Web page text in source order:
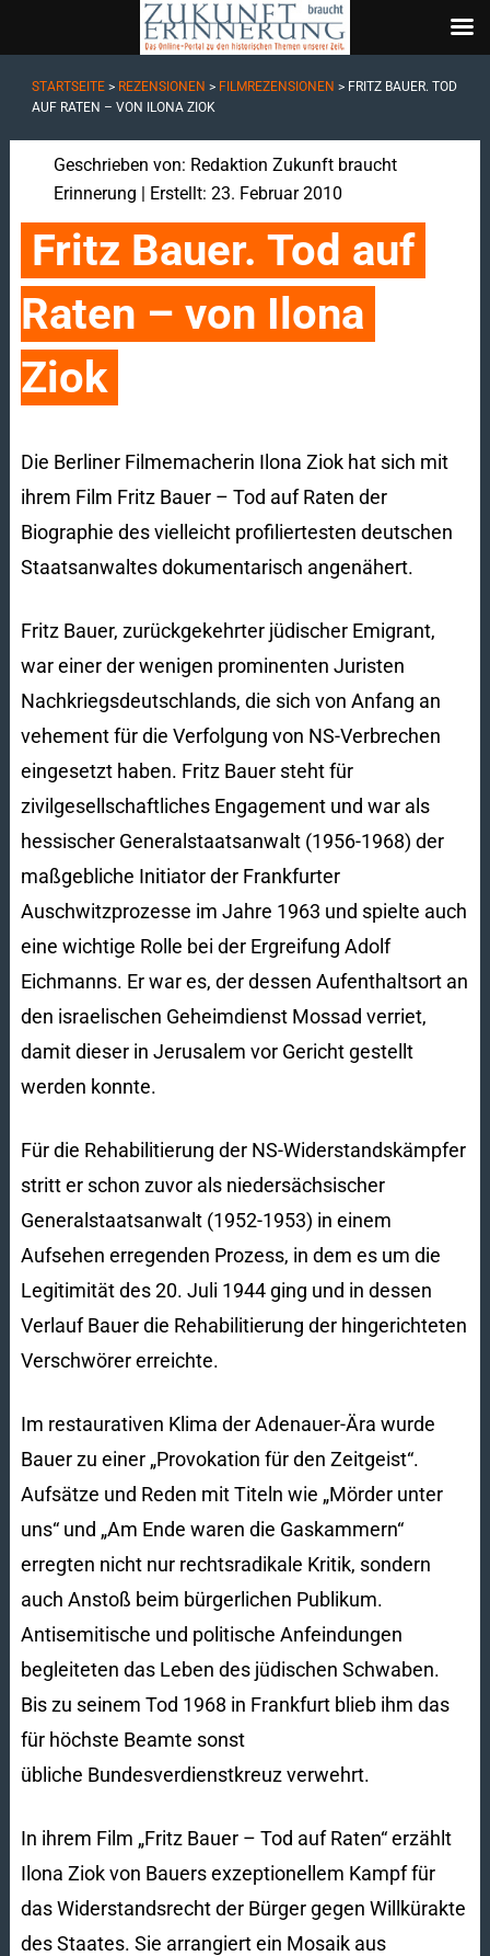
STARTSEITE> REZENSIONEN > FILMREZENSIONEN > FRITZ BAUER. TOD
AUF RATEN – VON ILONA ZIOK
Geschrieben von: Redaktion Zukunft braucht
Erinnerung | Erstellt: 23. Februar 2010
Fritz Bauer. Tod auf
Raten – von Ilona
Ziok
Die Berliner Filmemacherin Ilona Ziok hat sich mit
ihrem Film Fritz Bauer – Tod auf Raten der
Biographie des vielleicht profiliertesten deutschen
Staatsanwaltes dokumentarisch angenähert.
Fritz Bauer, zurückgekehrter jüdischer Emigrant,
war einer der wenigen prominenten Juristen
Nachkriegsdeutschlands, die sich von Anfang an
vehement für die Verfolgung von NS-Verbrechen
eingesetzt haben. Fritz Bauer steht für
zivilgesellschaftliches Engagement und war als
hessischer Generalstaatsanwalt (1956-1968) der
maßgebliche Initiator der Frankfurter
Auschwitzprozesse im Jahre 1963 und spielte auch
eine wichtige Rolle bei der Ergreifung Adolf
Eichmanns. Er war es, der dessen Aufenthaltsort an
den israelischen Geheimdienst Mossad verriet,
damit dieser in Jerusalem vor Gericht gestellt
werden konnte.
Für die Rehabilitierung der NS-Widerstandskämpfer
stritt er schon zuvor als niedersächsischer
Generalstaatsanwalt (1952-1953) in einem
Aufsehen erregenden Prozess, in dem es um die
Legitimität des 20. Juli 1944 ging und in dessen
Verlauf Bauer die Rehabilitierung der hingerichteten
Verschwörer erreichte.
Im restaurativen Klima der Adenauer-Ära wurde
Bauer zu einer „Provokation für den Zeitgeist“.
Aufsätze und Reden mit Titeln wie „Mörder unter
uns“ und „Am Ende waren die Gaskammern“
erregten nicht nur rechtsradikale Kritik, sondern
auch Anstoß beim bürgerlichen Publikum.
Antisemitische und politische Anfeindungen
begleiteten das Leben des jüdischen Schwaben.
Bis zu seinem Tod 1968 in Frankfurt blieb ihm das
für höchste Beamte sonst
übliche Bundesverdienstkreuz verwehrt.
In ihrem Film „Fritz Bauer – Tod auf Raten“ erzählt
Ilona Ziok von Bauers exzeptionellem Kampf für
das Widerstandsrecht der Bürger gegen Willkürakte
des Staates. Sie arrangiert ein Mosaik aus